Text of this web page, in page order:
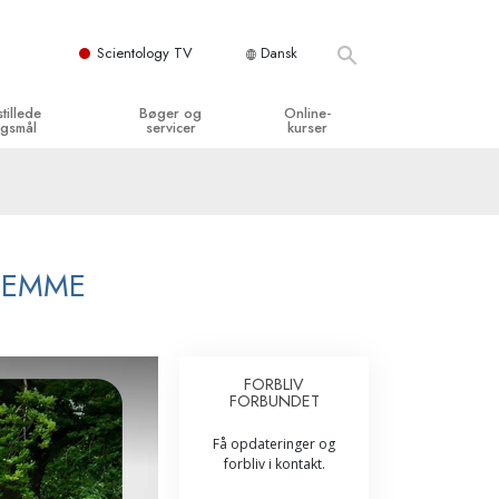
Scientology TV Dansk
Bøger og
servicer
foredrag
Online-
kurser
Assister ved sygdom og skader
Integritet og ærlighed
Ægteskab
FORBLIV
FORBUNDET
Få opdateringer og
forbliv i kontakt.